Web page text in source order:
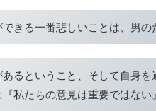
きる一番悲しいことは、男の
るということ、そして自身
『私たちの意見は重要ではな